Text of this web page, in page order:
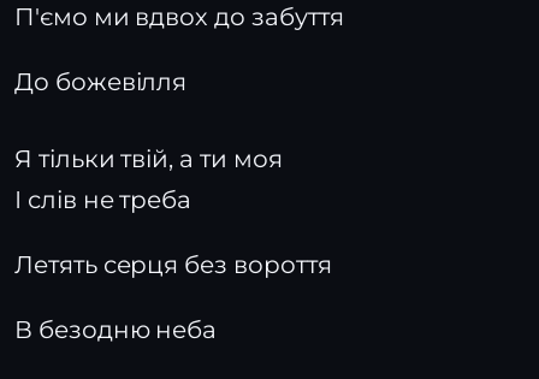
П'ємо ми вдвох до забуття
До божевілля
Я тільки твій, а ти моя
І слів не треба
Летять серця без вороття
В безодню неба